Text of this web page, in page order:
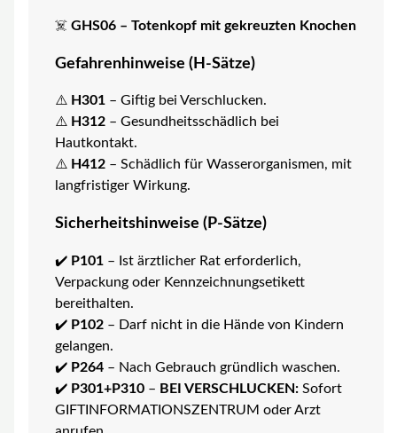
☠️ GHS06 – Totenkopf mit gekreuzten Knochen
Gefahrenhinweise (H-Sätze)
⚠️ H301– Giftig bei Verschlucken.
⚠️ H312– Gesundheitsschädlich bei
Hautkontakt.
⚠️ H412– Schädlich für Wasserorganismen, mit
langfristiger Wirkung.
Sicherheitshinweise (P-Sätze)
✔️ P101– Ist ärztlicher Rat erforderlich,
Verpackung oder Kennzeichnungsetikett
bereithalten.
✔️ P102– Darf nicht in die Hände von Kindern
gelangen.
✔️ P264– Nach Gebrauch gründlich waschen.
✔️ P301+P310– BEI VERSCHLUCKEN:Sofort
GIFTINFORMATIONSZENTRUM oder Arzt